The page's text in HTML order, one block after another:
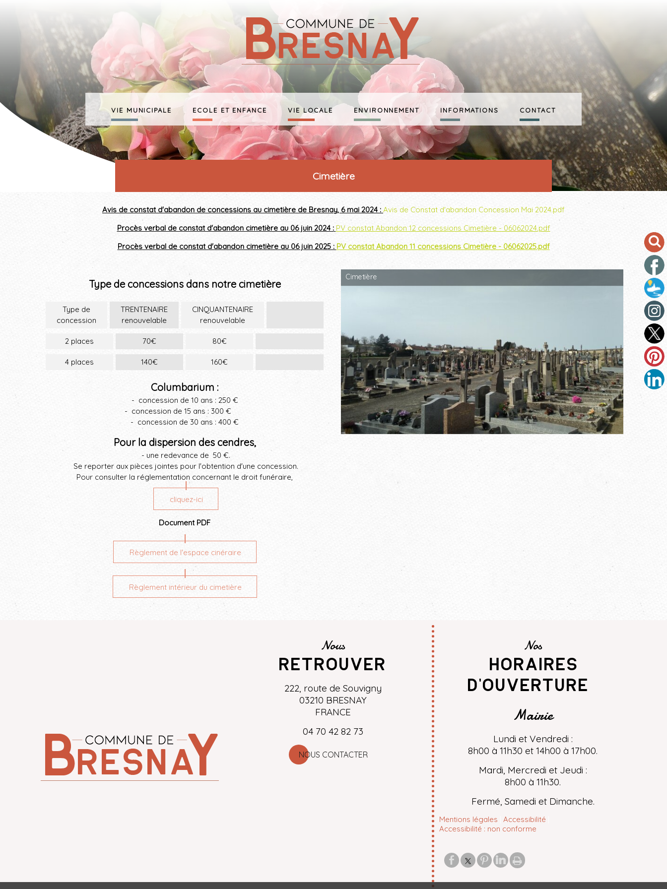
VIE MUNICIPALE ECOLE ET ENFANCE VIE LOCALE ENVIRONNEMENT INFORMATIONS CONTACT
Cimetière
Avis de constat d'abandon de concessions au cimetière de Bresnay, 6 mai 2024 : Avis de Constat d'abandon Concession Mai 2024.pdf
Procès verbal de constat d'abandon cimetière au 06 juin 2024 : PV constat Abandon 12 concessions Cimetière - 06062024.pdf
Procès verbal de constat d'abandon cimetière au 06 juin 2025 : PV constat Abandon 11 concessions Cimetière - 06062025.pdf
Type de concessions dans notre cimetière
Type de
concession
TRENTENAIRE
renouvelable
CINQUANTENAIRE
renouvelable
2 places 70€ 80€
4 places 140€ 160€
Columbarium :
- concession de 10 ans : 250 €
- concession de 15 ans : 300 €
- concession de30 ans :400 €
Pour la dispersion des cendres,
- une redevance de 50 €.
Se reporter aux pièces jointes pour l'obtention d'une concession.
Pour consulter la réglementation concernant le droit funéraire,
cliquez-ici
Document PDF
Règlement de l'espace cinéraire
Règlement intérieur du cimetière
Cimetière
Nous
retrouver
222, route de Souvigny
03210 BRESNAY
FRANCE
04 70 42 82 73
NOUS CONTACTER
Nos
horaires
d'ouverture
Mairie
Lundi et Vendredi :
8h00 à 11h30 et 14h00 à 17h00.
Mardi, Mercredi et Jeudi :
8h00 à 11h30.
Fermé, Samedi et Dimanche.
Mentions légales
Accessibilité
Accessibilité : non conforme